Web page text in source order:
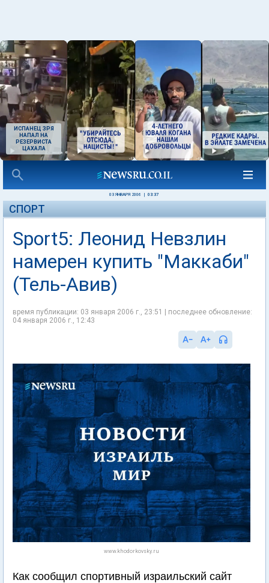
ИСПАНЕЦ ЗРЯ
НАПАЛ НА
РЕЗЕРВИСТА
ЦАХАЛА
03 ЯНВАРЯ 2006 03:37
СПОРТ
Sport5: Леонид Невзлин
намерен купить "Маккаби"
(Тель-Авив)
время публикации: 03 января 2006 г., 23:51 | последнее обновление:
04 января 2006 г., 12:43
www.khodorkovsky.ru
Как сообщил спортивный израильский сайт